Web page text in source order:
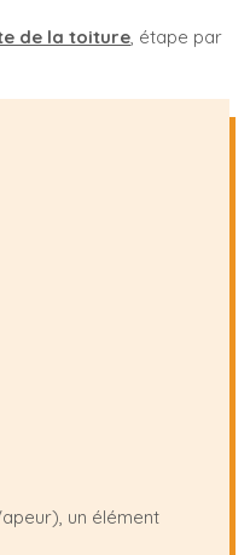
de la toiture, étape par
un élément